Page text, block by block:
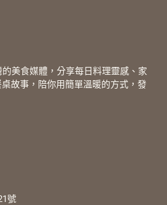
美食媒體，分享每日料理靈感、家
故事，陪你用簡單溫暖的方式，發
號